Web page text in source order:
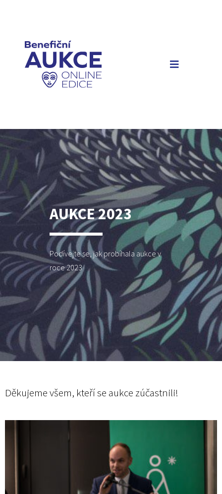
AUKCE 2023
Podívejte se, jak probíhala aukce v
roce 2023
Děkujeme všem, kteří se aukce zúčastnili!